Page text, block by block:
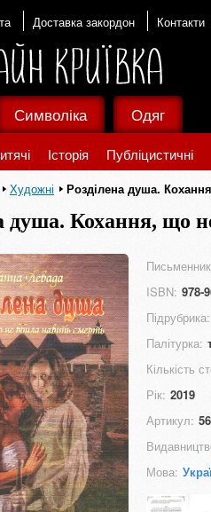
Доставка закордон Контакти
Історія Публіцистичні
Символіка Одяг
Художні Розділена душа.
душа. Кохання, що
ISBN: 978-
Підрубрика:
Палітурка:
Кількість
Рік: 2019
Артикул:
Мова: